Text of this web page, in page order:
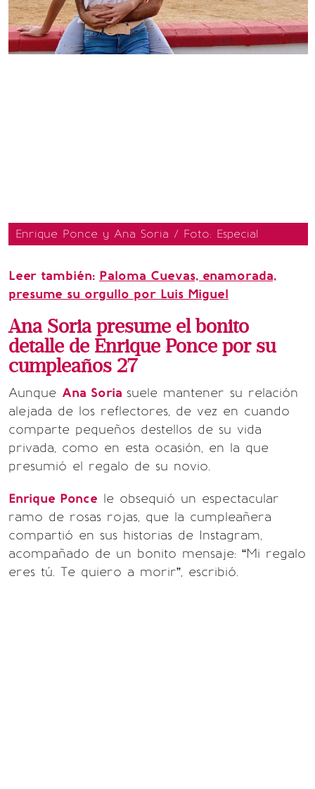
Enrique Ponce y Ana Soria / Foto: Especial
Leer también: Paloma Cuevas, enamorada,
presume su orgullo por Luis Miguel
Ana Soria presume el bonito
detalle de Enrique Ponce por su
cumpleaños 27
Aunque Ana Soria suele mantener su relación
alejada de los reflectores, de vez en cuando
comparte pequeños destellos de su vida
privada, como en esta ocasión, en la que
presumió el regalo de su novio.
Enrique Ponce le obsequió un espectacular
ramo de rosas rojas, que la cumpleañera
compartió en sus historias de Instagram,
acompañado de un bonito mensaje: “Mi regalo
eres tú. Te quiero a morir”, escribió.